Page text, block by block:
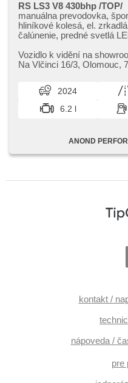
RS LS3 V8 430bhp /TOP/
manuálna prevodovka,
hliníkové kolesá, el.
čalúnenie, predné svetlá
Vozidlo k vidění na
Na Vlčinci 16/3,​ Olomouc,​ 77900,​CZ
2024
6.2 l
ANOND
kontakt /
nápoveda /
pre